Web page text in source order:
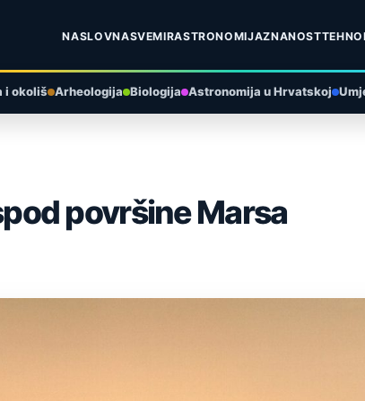
NASLOVNASVEMIRASTRONOMIJAZNANOST
i okoliš Arheologija Biologija Astronomija u Hrvatskoj
površine Marsa